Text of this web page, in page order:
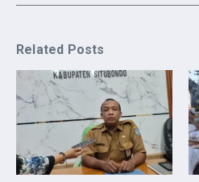
Related Posts